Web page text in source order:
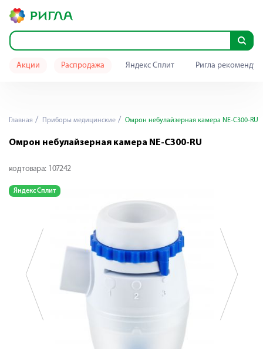
Акции Распродажа Яндекс Сплит Ригла
Главная Приборы медицинские Омрон небулайзерная камера NE-С300-RU
Омрон небулайзерная камера NE-С300-RU
код товара: 107242
Яндекс Сплит